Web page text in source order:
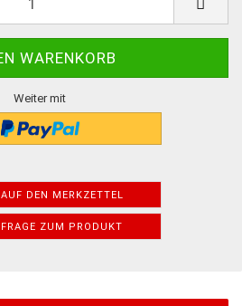
Weiter mit
AUF DEN MERKZETTEL
FRAGE ZUM PRODUKT